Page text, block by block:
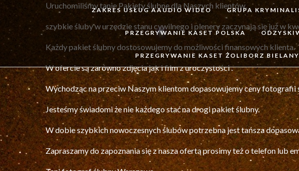
ZAKRES USŁUG AAUDIO WIDEO GRUPA
PRZEGRYWANIE KASET POLSKA
PRZEGRYWANIE KASET ŻOLIBORZ
Uruchomiliśmy tanie Pakiety ślubne dla Naszych klientów.
szybkie śluby w urzędzie stanu cywilnego i plenery zaczynają się już w
Każdy pakiet ślubny dostosowujemy do możliwości finansowych klienta.
W ofercie są zarówno zdjęcia jak i film z uroczystości .
Wychodząc na przeciw Naszym klientom dopasowujemy ceny fotografii
Jesteśmy świadomi że nie każdego stać na drogi pakiet ślubny.
W dobie szybkich nowoczesnych ślubów potrzebna jest tańsza
Zapraszamy do zapoznania się z nasza ofertą prosimy też o telefon lub